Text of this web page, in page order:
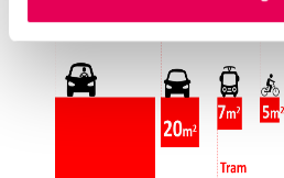
instellen welke cookies we
toestemming altijd wijzigen of
cookiestatement